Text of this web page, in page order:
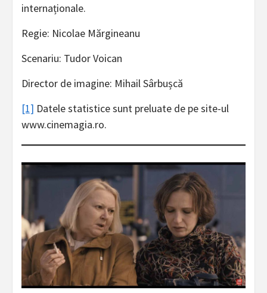
internaționale.
Regie: Nicolae Mărgineanu
Scenariu: Tudor Voican
Director de imagine: Mihail Sârbușcă
[1] Datele statistice sunt preluate de pe site-ul
www.cinemagia.ro.